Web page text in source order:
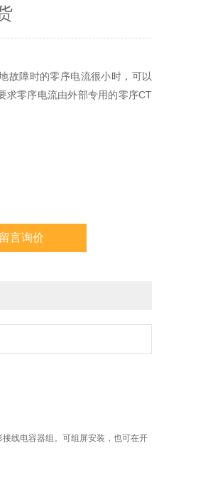
故障时的零序电流很小时，可以
求零序电流由外部专用的零序CT
序过流保护，其中零序Ⅰ段固定
时限还是反时限。
留言询价
线电容器组。可组屏安装，也可在开